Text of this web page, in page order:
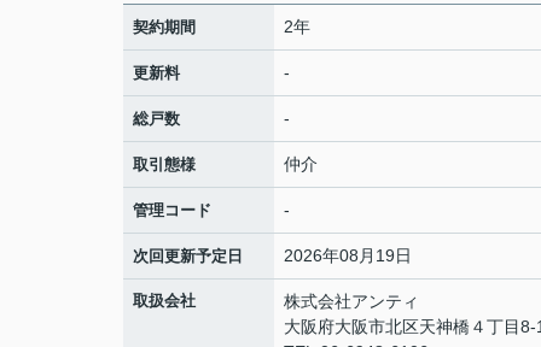
契約期間 2年
更新料 -
総戸数 -
取引態様 仲介
管理コード -
次回更新予定日 2026年08月19日
取扱会社
株式会社アンティ
大阪府大阪市北区天神橋４丁目